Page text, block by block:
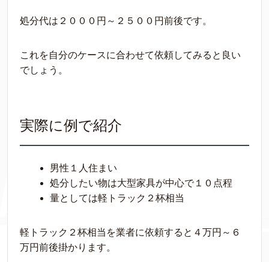
処分代は２０００円～２５００円前後です。
これを自分のケースに合わせて依頼してみると良い
でしょう。
実際に例で紹介
男性１人住まい
処分したい物は大型家具が中心で１０点程
量としては軽トラック２杯相当
軽トラック２杯相当を業者に依頼すると４万円～６
万円前後掛かります。